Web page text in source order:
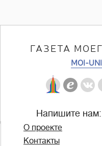
ГАЗЕТА
MOI-
Напишите нам:
О проекте
Контакты